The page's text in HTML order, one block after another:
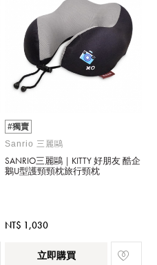
#獨賣
Sanrio 三麗鷗
SANRIO三麗鷗｜KITTY 好朋友 酷企
鵝U型護頸頸枕旅行頸枕
NT$ 1,030
立即購買